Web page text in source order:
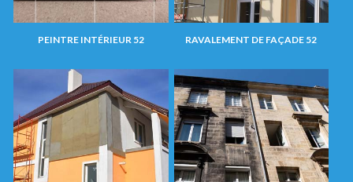
PEINTRE INTÉRIEUR 52 RAVALEMENT DE FAÇADE 52